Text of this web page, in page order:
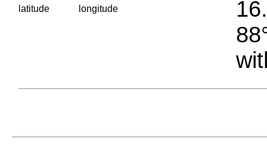
latitude longitude